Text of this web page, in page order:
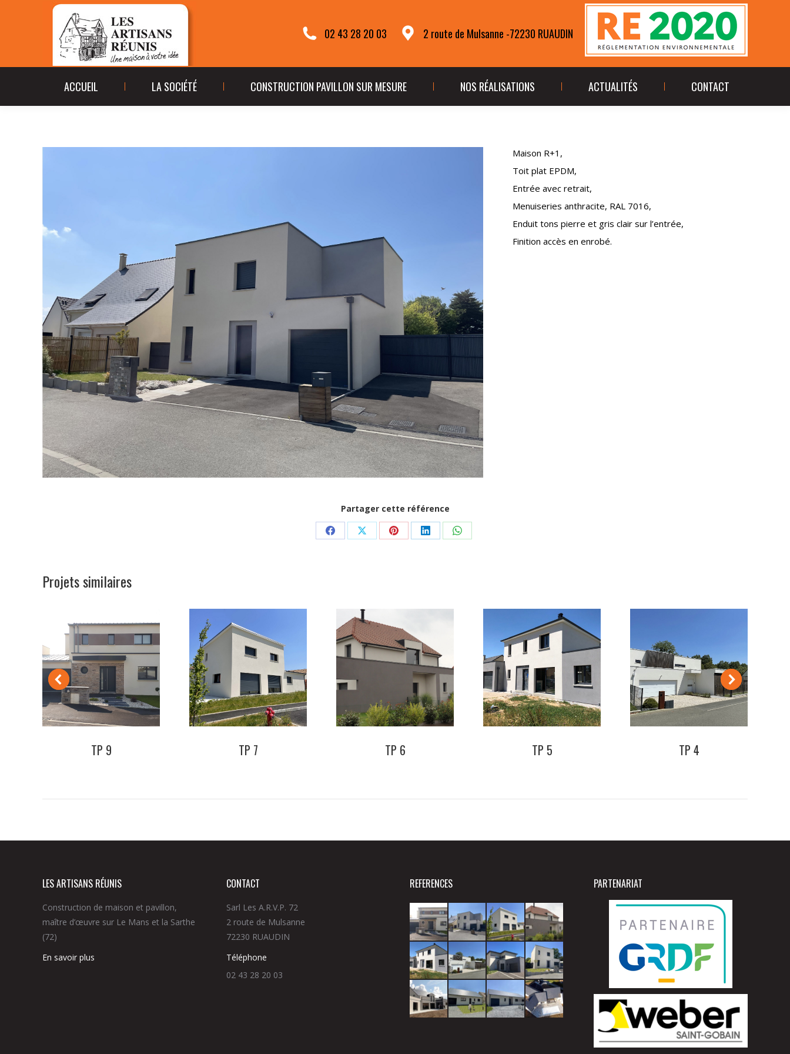
02 43 28 20 03 2 route de Mulsanne -72230 RUAUDIN
ACCUEIL LA SOCIÉTÉ CONSTRUCTION PAVILLON SUR MESURE NOS RÉALISATIONS ACTUALITÉS CONTACT
Maison R+1,
Toit plat EPDM,
Entrée avec retrait,
Menuiseries anthracite, RAL 7016,
Enduit tons pierre et gris clair sur l’entrée,
Finition accès en enrobé.
Partager cette référence
PartagerPartagerPartagerPartagerPartager
Projets similaires
TP 9 TP 7 TP 6 TP 5 TP 4
LES ARTISANS RÉUNIS
Construction de maison et pavillon,
maître d’œuvre sur Le Mans et la Sarthe
(72)
En savoir plus
CONTACT
Sarl Les A.R.V.P. 72
2 route de Mulsanne
72230 RUAUDIN
Téléphone
02 43 28 20 03
REFERENCES PARTENARIAT
ACTUALITÉS CONTACT